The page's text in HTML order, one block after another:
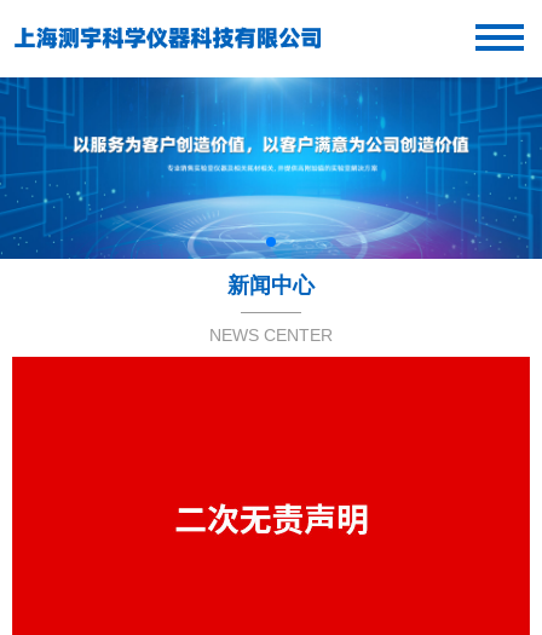
新闻中心
NEWS CENTER